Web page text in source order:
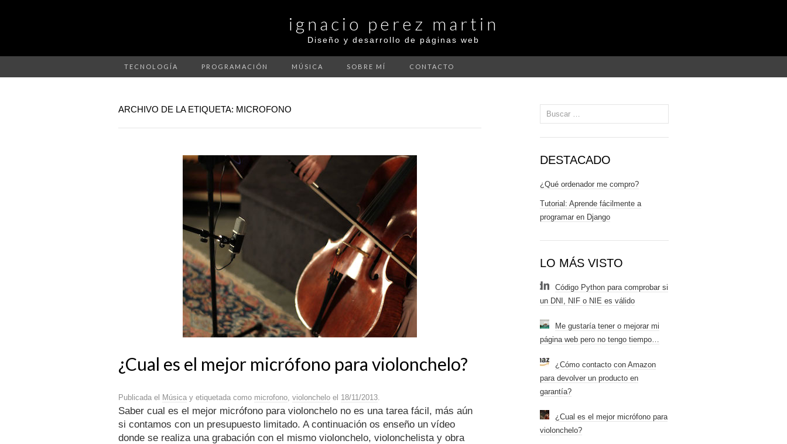
ignacio perez martin
Diseño y desarrollo de páginas web
TECNOLOGÍA PROGRAMACIÓN MÚSICA SOBRE MÍ CONTACTO
ARCHIVO DE LA ETIQUETA: MICROFONO
¿Cual es el mejor micrófono para violonchelo?
Publicada el Música y etiquetada como microfono, violonchelo el 18/11/2013.
Saber cual es el mejor micrófono para violonchelo no es una tarea fácil, más aún
si contamos con un presupuesto limitado. A continuación os enseño un vídeo
donde se realiza una grabación con el mismo violonchelo, violonchelista y obra
Buscar:
DESTACADO
¿Qué ordenador me compro?
Tutorial: Aprende fácilmente a
programar en Django
LO MÁS VISTO
Código Python para comprobar si
un DNI, NIF o NIE es válido
Me gustaría tener o mejorar mi
página web pero no tengo tiempo…
¿Cómo contacto con Amazon
para devolver un producto en
garantía?
¿Cual es el mejor micrófono para
violonchelo?